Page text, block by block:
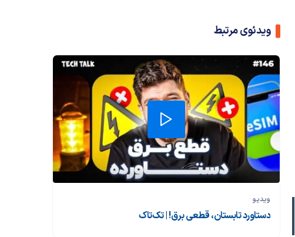
ویدئوی مرتبط
ویدیو
دستاورد تابستان، قطعی برق! | تک‌تاک